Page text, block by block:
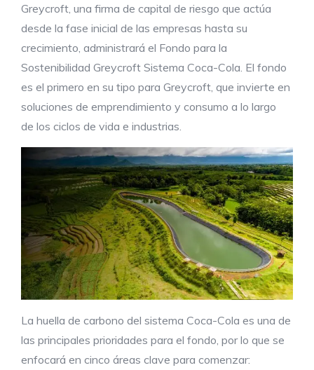
Greycroft, una firma de capital de riesgo que actúa
desde la fase inicial de las empresas hasta su
crecimiento, administrará el Fondo para la
Sostenibilidad Greycroft Sistema Coca-Cola. El fondo
es el primero en su tipo para Greycroft, que invierte en
soluciones de emprendimiento y consumo a lo largo
de los ciclos de vida e industrias.
La huella de carbono del sistema Coca-Cola es una de
las principales prioridades para el fondo, por lo que se
enfocará en cinco áreas clave para comenzar: